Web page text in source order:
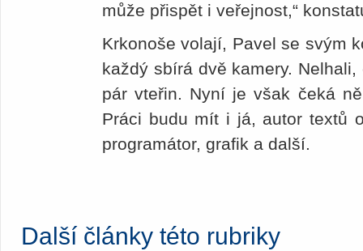
může přispět i veřejnost,“
Krkonoše volají, Pavel se svým
každý sbírá dvě kamery.
pár vteřin. Nyní je však čeká
Práci budu mít i já, autor textů
programátor, grafik a další.
Další články této rubriky